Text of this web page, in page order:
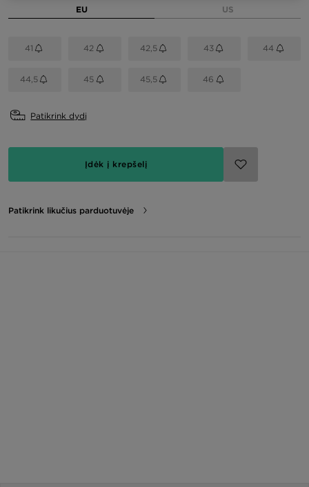
EU US
41 42 42,5 43 44
44,5 45 45,5 46
Patikrink dydį
Įdėk į krepšelį
Patikrink likučius parduotuvėje